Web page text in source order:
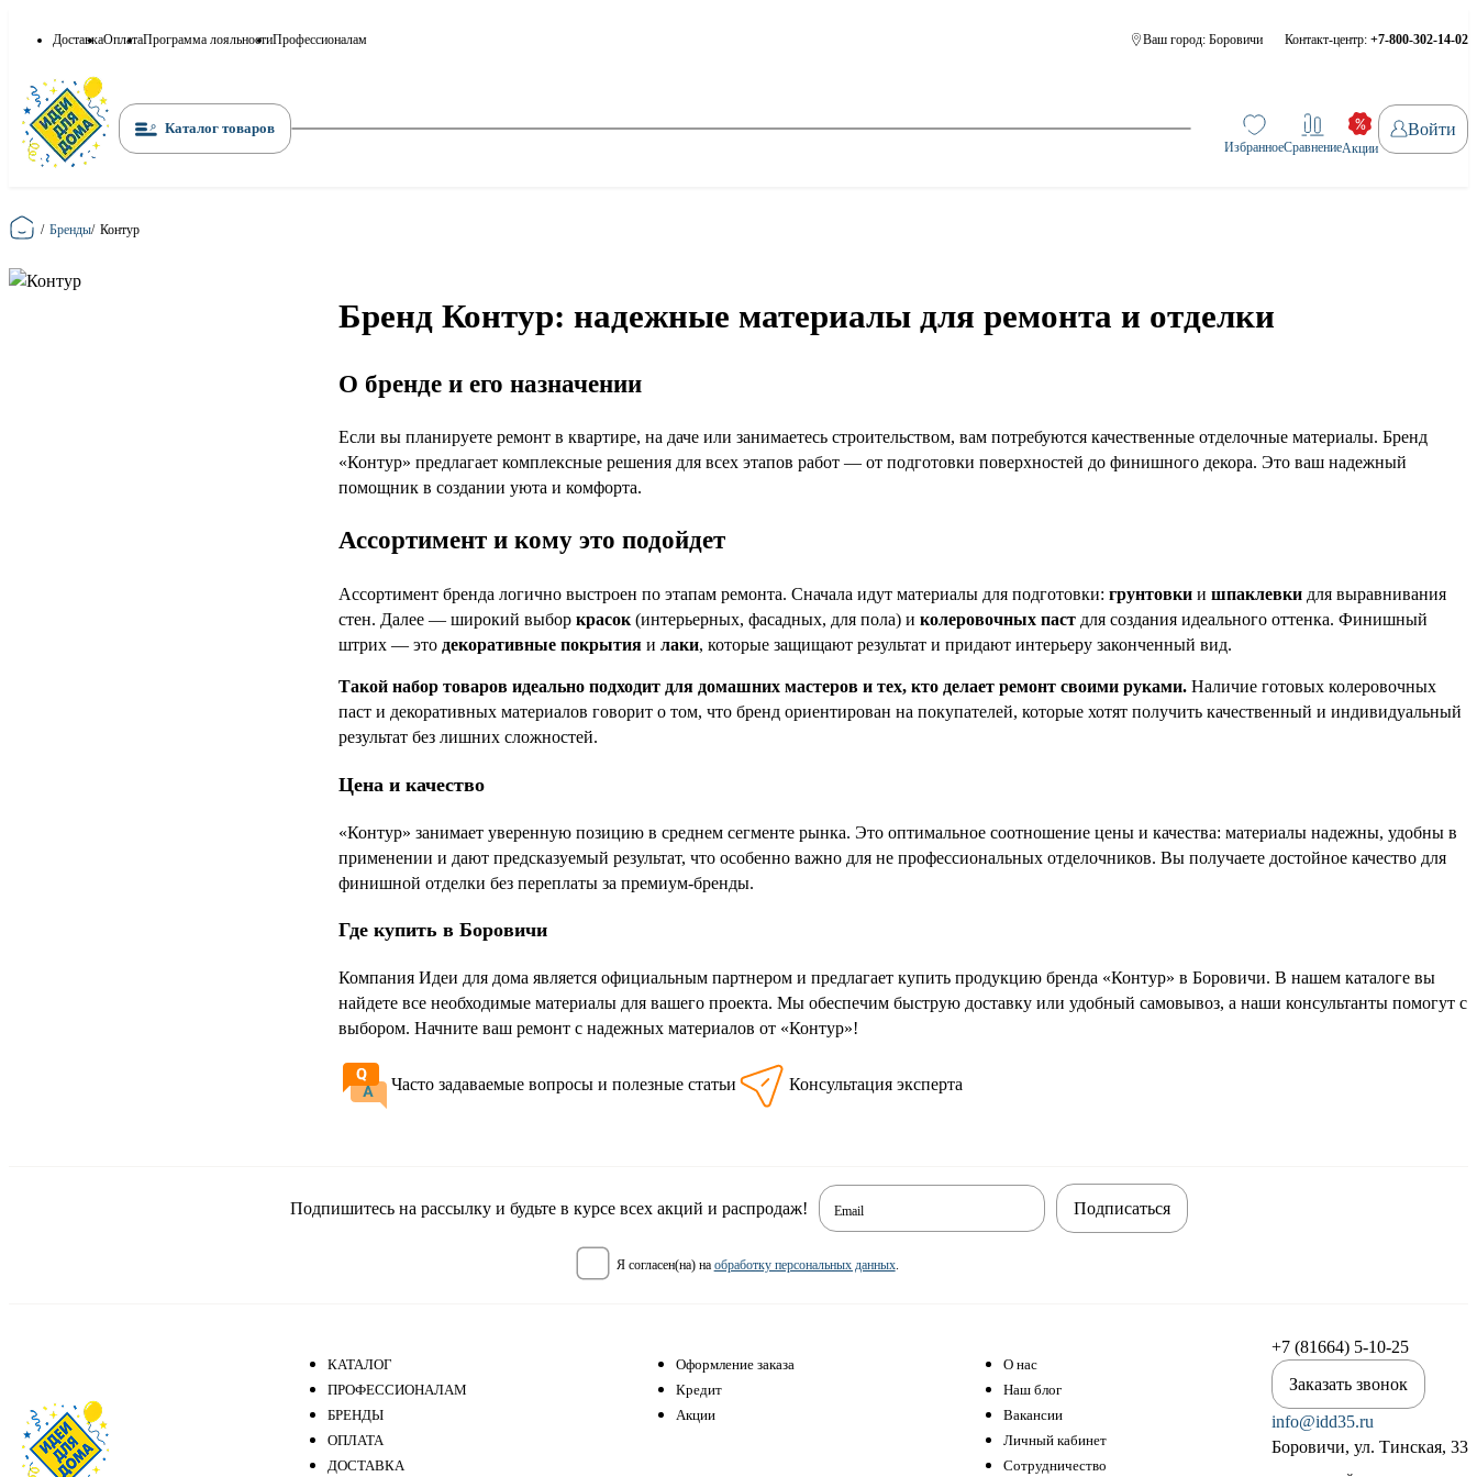
ДоставкаОплатаПрограмма лояльностиПрофессионалам Ваш город: Боровичи Контакт-центр: +7-800-302-14-02
Каталог товаров
ИзбранноеСравнениеАкции
Войти
Главная
/ Бренды/ Контур
Бренд Контур: надежные материалы для ремонта и отделки
О бренде и его назначении
Если вы планируете ремонт в квартире, на даче или занимаетесь строительством, вам потребуются качественные отделочные материалы. Бренд
«Контур» предлагает комплексные решения для всех этапов работ — от подготовки поверхностей до финишного декора. Это ваш надежный
помощник в создании уюта и комфорта.
Ассортимент и кому это подойдет
Ассортимент бренда логично выстроен по этапам ремонта. Сначала идут материалы для подготовки: грунтовки и шпаклевки для выравнивания
стен. Далее — широкий выбор красок (интерьерных, фасадных, для пола) и колеровочных паст для создания идеального оттенка. Финишный
штрих — это декоративные покрытия и лаки, которые защищают результат и придают интерьеру законченный вид.
Такой набор товаров идеально подходит для домашних мастеров и тех, кто делает ремонт своими руками. Наличие готовых колеровочных
паст и декоративных материалов говорит о том, что бренд ориентирован на покупателей, которые хотят получить качественный и индивидуальный
результат без лишних сложностей.
Цена и качество
«Контур» занимает уверенную позицию в среднем сегменте рынка. Это оптимальное соотношение цены и качества: материалы надежны, удобны в
применении и дают предсказуемый результат, что особенно важно для не профессиональных отделочников. Вы получаете достойное качество для
финишной отделки без переплаты за премиум-бренды.
Где купить в Боровичи
Компания Идеи для дома является официальным партнером и предлагает купить продукцию бренда «Контур» в Боровичи. В нашем каталоге вы
найдете все необходимые материалы для вашего проекта. Мы обеспечим быструю доставку или удобный самовывоз, а наши консультанты помогут с
выбором. Начните ваш ремонт с надежных материалов от «Контур»!
Часто задаваемые вопросы и полезные статьи Консультация эксперта
Подпишитесь на рассылку и будьте в курсе всех акций и распродаж! Email
я согласен(на) на обработку персональных данных.
Подписаться
КАТАЛОГ
ПРОФЕССИОНАЛАМ
БРЕНДЫ
ОПЛАТА
ДОСТАВКА
Оформление заказа
Кредит
Акции
О нас
Наш блог
Вакансии
Личный кабинет
Сотрудничество
+7 (81664) 5-10-25
Заказать звонок
info@idd35.ru
Боровичи, ул. Тинская, 33